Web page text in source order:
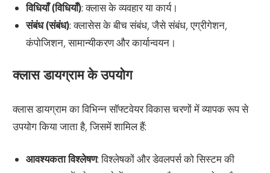
विधियाँ (विधियाँ): क्लास के व्यवहार या कार्य।
संबंध (संबंध): क्लासेस के बीच संबंध, जैसे संबंध, एग्रीगेशन,
कंपोजिशन, सामान्यीकरण और कार्यान्वयन।
क्लास डायग्राम के उपयोग
क्लास डायग्राम का विभिन्न सॉफ्टवेयर विकास चरणों में व्यापक रूप से
उपयोग किया जाता है, जिसमें शामिल हैं:
आवश्यकता विश्लेषण: विश्लेषकों और डेवलपर्स को सिस्टम की